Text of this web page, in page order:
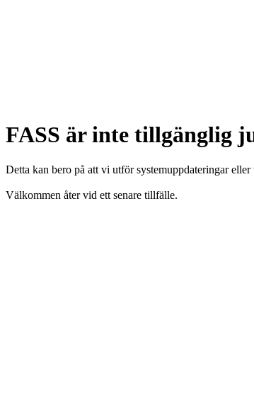
FASS är inte tillgänglig
Detta kan bero på att vi utför systemuppdateringar
Välkommen åter vid ett senare tillfälle.